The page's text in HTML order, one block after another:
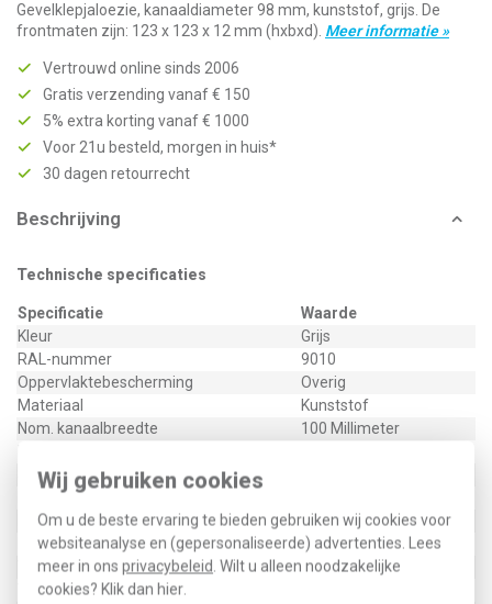
Wij gebruiken cookies
Om u de beste ervaring te bieden gebruiken wij cookies voor
websiteanalyse en (gepersonaliseerde) advertenties. Lees
meer in ons privacybeleid. Wilt u alleen noodzakelijke
cookies? Klik dan hier.
Gevelklepjaloezie, kanaaldiameter 98 mm, kunststof, grijs. De
frontmaten zijn: 123 x 123 x 12 mm (hxbxd). Meer informatie »
Vertrouwd online sinds 2006
Gratis verzending vanaf € 150
5% extra korting vanaf € 1000
Voor 21u besteld, morgen in huis*
30 dagen retourrecht
Beschrijving
Technische specificaties
Specificatie
Waarde
Kleur
Grijs
RAL-nummer
9010
Oppervlaktebescherming
Overig
Materiaal
Kunststof
Nom. kanaalbreedte
100 Millimeter
Servomotor instelbaar
Met inbouwraam
Frontbreedte
123 Millimeter
Fronthoogte
123 Millimeter
Volume-instelling
Geen
Verticale lamellen